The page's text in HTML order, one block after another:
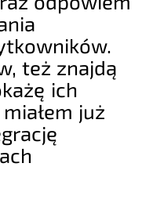
też znajdą
ich
już